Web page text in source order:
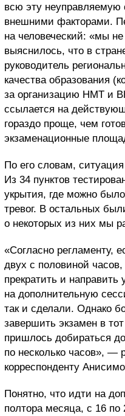
всю эту
внешними факторами.
на человеческий: «мы
выяснилось, что в
руководитель
качества образования
за организацию НМТ и
ссылается на
гораздо проще, чем
экзаменационные
По его словам,
Из 34 пунктов
укрытия, где можно
тревог. В остальных
о некоторых из них мы
«Согласно регламенту,
двух с половиной
прекратить и направить
на дополнительную
так и сделали. Однако
завершить экзамен в
пришлось добираться
по несколько часов», —
корреспонденту
Понятно, что идти на
полтора месяца, с 16